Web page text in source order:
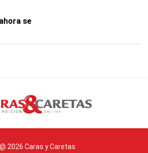
se
@ 2026 Caras y Caretas